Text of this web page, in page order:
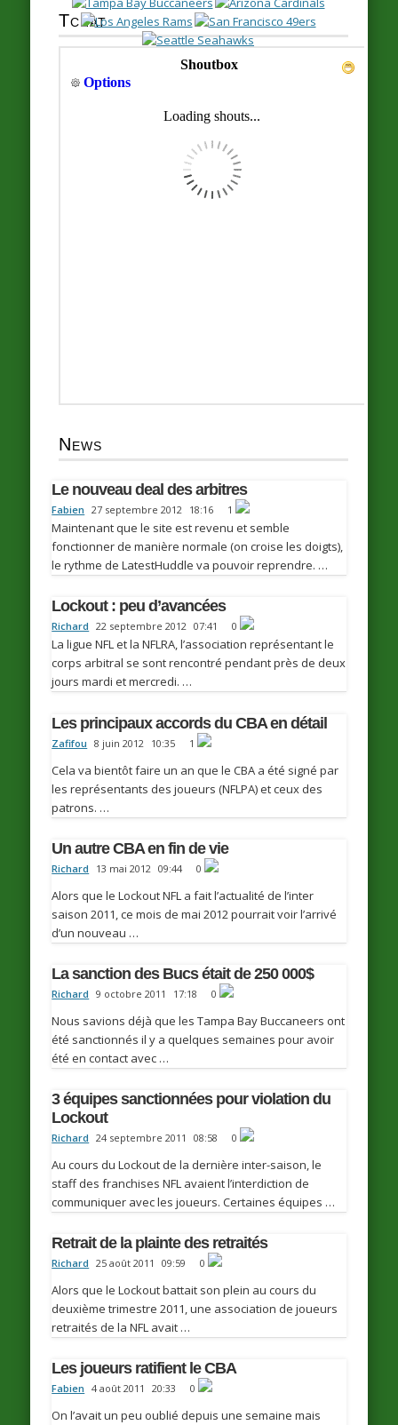
Tchat
News
Le nouveau deal des arbitres
Fabien 27 septembre 2012 18:16 1
Maintenant que le site est revenu et semble
fonctionner de manière normale (on croise les doigts),
le rythme de LatestHuddle va pouvoir reprendre. …
Lockout : peu d’avancées
Richard 22 septembre 2012 07:41 0
La ligue NFL et la NFLRA, l’association représentant le
corps arbitral se sont rencontré pendant près de deux
jours mardi et mercredi. …
Les principaux accords du CBA en détail
Zafifou 8 juin 2012 10:35 1
Cela va bientôt faire un an que le CBA a été signé par
les représentants des joueurs (NFLPA) et ceux des
patrons. …
Un autre CBA en fin de vie
Richard 13 mai 2012 09:44 0
Alors que le Lockout NFL a fait l’actualité de l’inter
saison 2011, ce mois de mai 2012 pourrait voir l’arrivé
d’un nouveau …
La sanction des Bucs était de 250 000$
Richard 9 octobre 2011 17:18 0
Nous savions déjà que les Tampa Bay Buccaneers ont
été sanctionnés il y a quelques semaines pour avoir
été en contact avec …
3 équipes sanctionnées pour violation du
Lockout
Richard 24 septembre 2011 08:58 0
Au cours du Lockout de la dernière inter-saison, le
staff des franchises NFL avaient l’interdiction de
communiquer avec les joueurs. Certaines équipes …
Retrait de la plainte des retraités
Richard 25 août 2011 09:59 0
Alors que le Lockout battait son plein au cours du
deuxième trimestre 2011, une association de joueurs
retraités de la NFL avait …
Les joueurs ratifient le CBA
Fabien 4 août 2011 20:33 0
On l’avait un peu oublié depuis une semaine mais